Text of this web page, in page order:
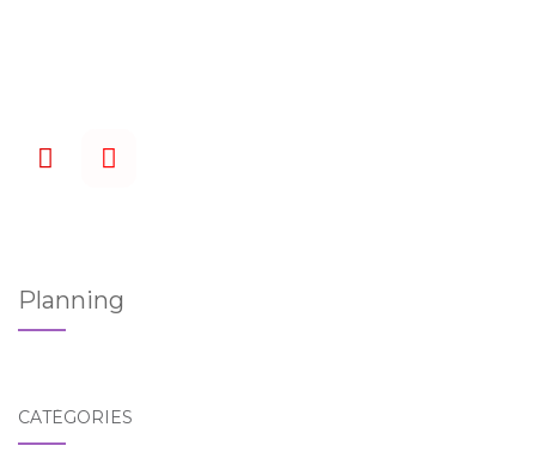
Planning
CATÉGORIES